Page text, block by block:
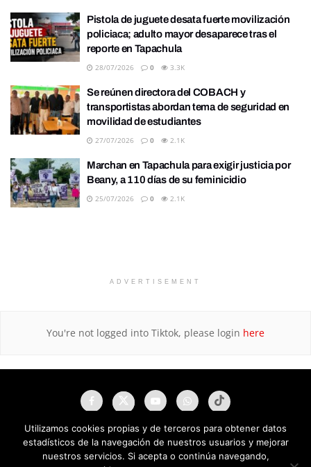
Pistola de juguete desata fuerte movilización
policiaca; adulto mayor desaparece tras el
reporte en Tapachula
28/07/2026 0 3.3K
Se reúnen directora del COBACH y
transportistas abordan tema de seguridad en
movilidad de estudiantes
27/07/2026 0 2.1K
Marchan en Tapachula para exigir justicia por
Beany, a 110 días de su feminicidio
25/07/2026 0 2.1K
ADVERTISEMENT
You're not logged into Tiktok, please login here
Utilizamos cookies propias y de terceros para obtener datos
estadísticos de la navegación de nuestros usuarios y mejorar
nuestros servicios. Si acepta o continúa navegando,